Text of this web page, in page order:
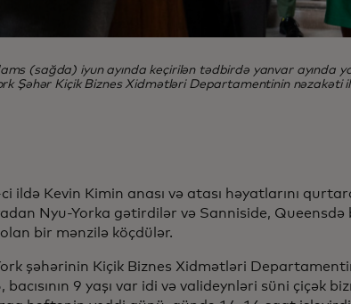
(sağda) iyun ayında keçirilən tədbirdə yanvar ayında
Şəhər Kiçik Biznes Xidmətləri Departamentinin nəzakəti
ildə Kevin Kimin anası və atası həyatlarını
Nyu-Yorka gətirdilər və Sanniside,
bir mənzilə köçdülər.
şəhərinin Kiçik Biznes Xidmətləri
bacısının 9 yaşı var idi və valideynləri süni çiçək